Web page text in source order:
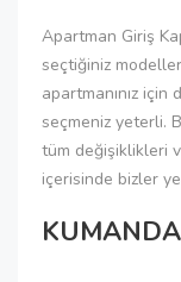
Apartman Giriş
seçtiğiniz
apartmanınız
seçmeniz yeterli.
tüm değişiklikleri
içerisinde bizler